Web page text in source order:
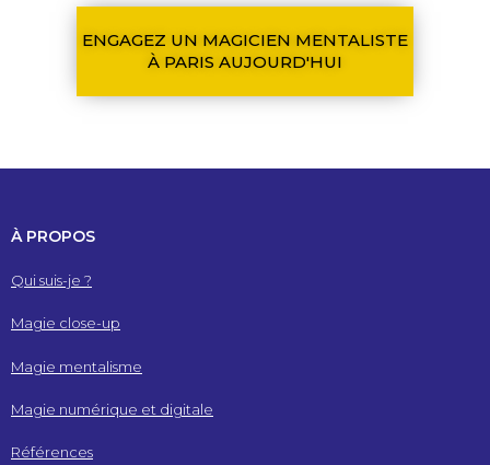
ENGAGEZ UN MAGICIEN MENTALISTE
À PARIS AUJOURD'HUI
À PROPOS
Qui suis-je ?
Magie close-up
Magie mentalisme
Magie numérique et digitale
Références